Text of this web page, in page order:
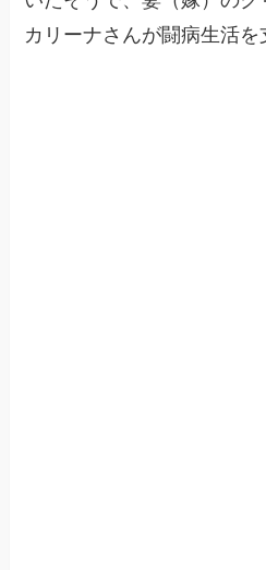
カリーナさんが闘病生活を